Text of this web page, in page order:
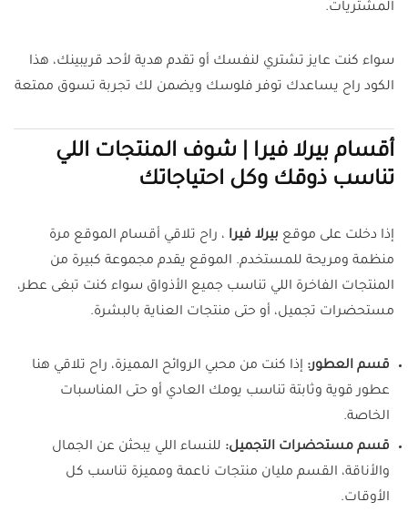
المشتريات.
سواء كنت عايز تشتري لنفسك أو تقدم هدية لأحد قريبينك، هذا
الكود راح يساعدك توفر فلوسك ويضمن لك تجربة تسوق ممتعة
أقسام بيرلا فيرا | شوف المنتجات اللي
تناسب ذوقك وكل احتياجاتك
إذا دخلت على موقع بيرلا فيرا ، راح تلاقي أقسام الموقع مرة
منظمة ومريحة للمستخدم. الموقع يقدم مجموعة كبيرة من
المنتجات الفاخرة اللي تناسب جميع الأذواق سواء كنت تبغى عطر،
مستحضرات تجميل، أو حتى منتجات العناية بالبشرة.
قسم العطور: إذا كنت من محبي الروائح المميزة، راح تلاقي هنا
عطور قوية وثابتة تناسب يومك العادي أو حتى المناسبات
الخاصة.
قسم مستحضرات التجميل: للنساء اللي يبحثن عن الجمال
والأناقة، القسم مليان منتجات ناعمة ومميزة تناسب كل
الأوقات.